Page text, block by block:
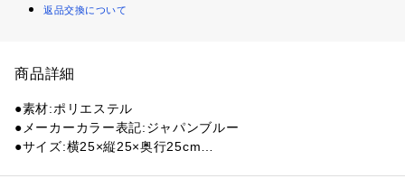
返品交換について
商品詳細
●素材:ポリエステル
●メーカーカラー表記:ジャパンブルー
●サイズ:横25×縦25×奥行25cm